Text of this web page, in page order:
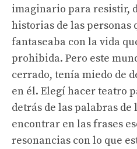
imaginario para resistir,
historias de las personas
fantaseaba con la vida
prohibida. Pero este
cerrado, tenía miedo de
en él. Elegí hacer teatro
detrás de las palabras de
encontrar en las frases
resonancias con lo que